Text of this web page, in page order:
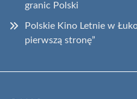
granic Polski
Polskie Kino Letnie w
pierwszą stronę”